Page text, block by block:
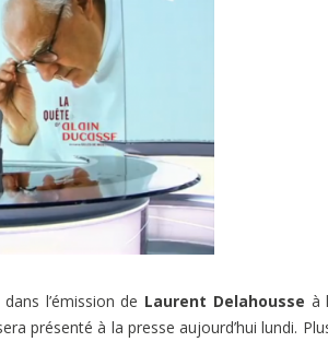
l’émission de Laurent Delahousse à
présenté à la presse aujourd’hui lundi.